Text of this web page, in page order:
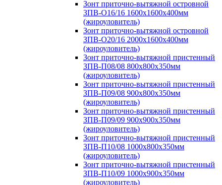
Зонт приточно-вытяжной островной
ЗПВ-О16/16 1600х1600х400мм
(жироуловитель)
Зонт приточно-вытяжной островной
ЗПВ-О20/16 2000х1600х400мм
(жироуловитель)
Зонт приточно-вытяжной пристенный
ЗПВ-П08/08 800х800х350мм
(жироуловитель)
Зонт приточно-вытяжной пристенный
ЗПВ-П09/08 900х800х350мм
(жироуловитель)
Зонт приточно-вытяжной пристенный
ЗПВ-П09/09 900х900х350мм
(жироуловитель)
Зонт приточно-вытяжной пристенный
ЗПВ-П10/08 1000х800х350мм
(жироуловитель)
Зонт приточно-вытяжной пристенный
ЗПВ-П10/09 1000х900х350мм
(жироуловитель)